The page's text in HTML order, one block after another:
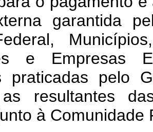
garantida
e Empresas
praticadas pelo
as resultantes
à Comunidade